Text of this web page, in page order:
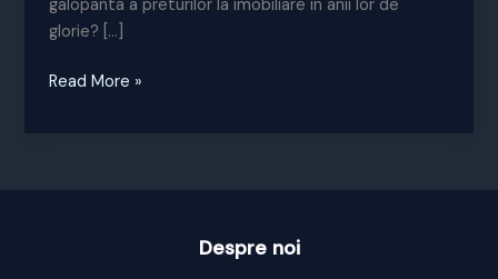
galopanta a preturilor la imobiliare in anii lor de
glorie? […]
Micile
Read More »
Despre noi